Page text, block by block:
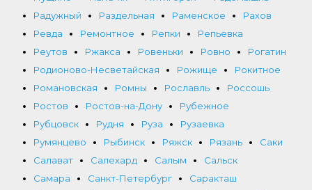
Радужный
Раздельная Раменское
Рахов
Ревда
Ремонтное Репки
Репьевка
Реутов
Ржакса Ровеньки Ровно
Рогатин
Родионово-Несветайская
Рожище
Рокитное
Романовская
Ромны Рославль
Россошь
Ростов
Ростов-на-Дону
Рубежное
Рубцовск
Рудня Руза
Рузаевка
Румянцево
Рыбинск Ряжск Рязань
Саки
Салават
Салехард Салым
Сальск
Самара
Санкт-Петербург
Саракташ